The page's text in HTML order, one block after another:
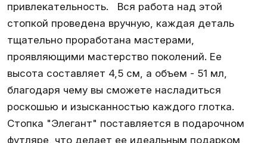
привлекательность. Вся работа над этой
стопкой проведена вручную, каждая деталь
тщательно проработана мастерами,
проявляющими мастерство поколений. Ее
высота составляет 4,5 см, а объем - 51 мл,
благодаря чему вы сможете насладиться
роскошью и изысканностью каждого глотка.
Стопка "Элегант" поставляется в подарочном
футляре, что делает ее идеальным подарком